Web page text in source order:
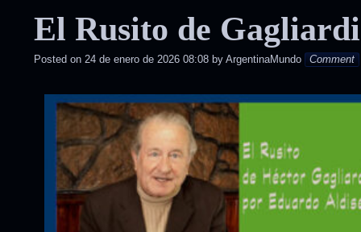
posted
El Rusito de
Posted on 24 de enero de 2026 08:08 by ArgentinaMundo Comment